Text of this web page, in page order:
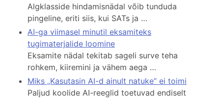
Algklasside hindamisnädal võib tunduda
pingeline, eriti siis, kui SATs ja …
AI-ga viimasel minutil eksamiteks
tugimaterjalide loomine
Eksamite nädal tekitab sageli surve teha
rohkem, kiiremini ja vähem aega …
Miks „Kasutasin AI-d ainult natuke” ei toimi
Paljud koolide AI-reeglid toetuvad endiselt